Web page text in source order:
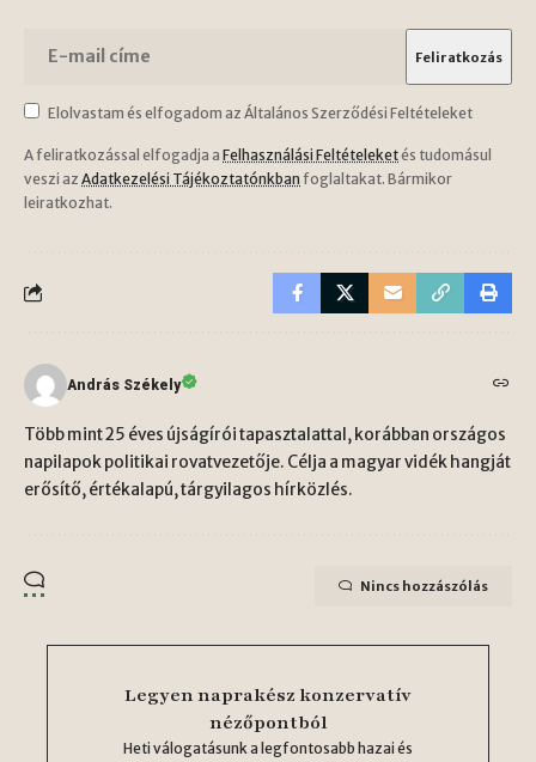
Elolvastam és elfogadom az Általános Szerződési Feltételeket
A feliratkozással elfogadja a Felhasználási Feltételeketés tudomásul
veszi az Adatkezelési Tájékoztatónkban foglaltakat. Bármikor
leiratkozhat.
András Székely
Több mint 25 éves újságírói tapasztalattal, korábban országos
napilapok politikai rovatvezetője. Célja a magyar vidék hangját
erősítő, értékalapú, tárgyilagos hírközlés.
Nincs hozzászólás
Legyen naprakész konzervatív
nézőpontból
Heti válogatásunk a legfontosabb hazai és